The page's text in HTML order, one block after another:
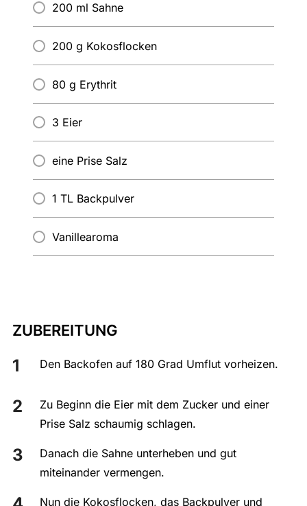
200 ml Sahne
200 g Kokosflocken
80 g Erythrit
3 Eier
eine Prise Salz
1 TL Backpulver
Vanillearoma
ZUBEREITUNG
Den Backofen auf 180 Grad Umflut vorheizen.
Zu Beginn die Eier mit dem Zucker und einer
Prise Salz schaumig schlagen.
Danach die Sahne unterheben und gut
miteinander vermengen.
Nun die Kokosflocken, das Backpulver und